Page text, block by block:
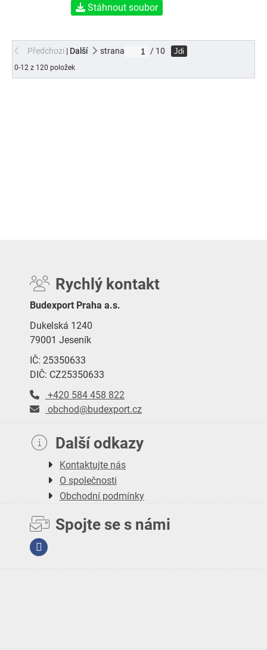
Stáhnout soubor
Předchozí| Další strana / 10
Jdi
0-12 z 120 položek
Rychlý kontakt
Budexport Praha a.s.
Dukelská 1240
79001 Jeseník
IČ: 25350633
DIČ: CZ25350633
+420 584 458 822
obchod@budexport.cz
Další odkazy
Kontaktujte nás
O společnosti
Obchodní podmínky
Spojte se s námi